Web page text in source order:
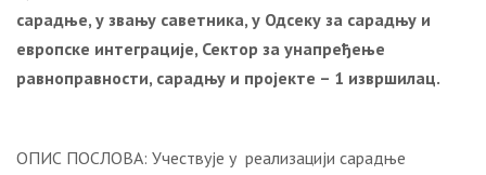
сарадње, у звању саветника, у Одсеку за сарадњу и
европске интеграције, Сектор за унапређење
равноправности, сарадњу и пројекте – 1 извршилац.
ОПИС ПОСЛОВА: Учествује у реализацији сарадње